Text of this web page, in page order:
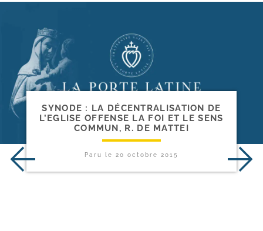
SYNODE : LA DÉCENTRALISATION DE
L’EGLISE OFFENSE LA FOI ET LE SENS
COMMUN, R. DE MATTEI
Paru le20 octobre 2015